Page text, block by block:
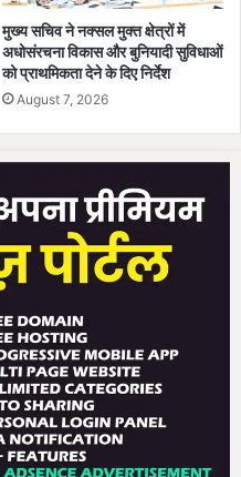
मुख्य सचिव ने नक्सल मुक्त क्षेत्रों में
अधोसंरचना विकास और बुनियादी सुविधाओं
को प्राथमिकता देने के दिए निर्देश
August 7, 2026